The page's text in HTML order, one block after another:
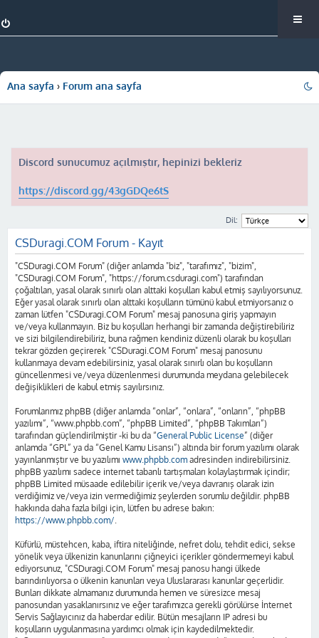
Ana sayfa Forum ana sayfa
Discord sunucumuz açılmıştır, hepinizi bekleriz
https://discord.gg/43gGDQe6tS
Dil:
CSDuragi.COM Forum - Kayıt
"CSDuragi.COM Forum" (diğer anlamda "biz", "tarafımız", "bizim",
"CSDuragi.COM Forum", "https://forum.csduragi.com") tarafından
çoğaltılan, yasal olarak sınırlı olan alttaki koşulları kabul etmiş sayılıyorsunuz.
Eğer yasal olarak sınırlı olan alttaki koşulların tümünü kabul etmiyorsanız o
zaman lütfen "CSDuragi.COM Forum" mesaj panosuna giriş yapmayın
ve/veya kullanmayın. Biz bu koşulları herhangi bir zamanda değiştirebiliriz
ve sizi bilgilendirebiliriz, buna rağmen kendiniz düzenli olarak bu koşulları
tekrar gözden geçirerek "CSDuragi.COM Forum" mesaj panosunu
kullanmaya devam edebilirsiniz, yasal olarak sınırlı olan bu koşulların
güncellenmesi ve/veya düzenlenmesi durumunda meydana gelebilecek
değişiklikleri de kabul etmiş sayılırsınız.
Forumlarımız phpBB (diğer anlamda “onlar”, “onlara”, “onların”, “phpBB
yazılımı”, “www.phpbb.com”, “phpBB Limited”, “phpBB Takımları”)
tarafından güçlendirilmiştir -ki bu da “General Public License” (diğer
anlamda “GPL” ya da “Genel Kamu Lisansı”) altında bir forum yazılımı olarak
yayınlanmıştır ve bu yazılımı www.phpbb.com adresinden indirebilirsiniz.
phpBB yazılımı sadece internet tabanlı tartışmaları kolaylaştırmak içindir;
phpBB Limited müsaade edilebilir içerik ve/veya davranış olarak izin
verdiğimiz ve/veya izin vermediğimiz şeylerden sorumlu değildir. phpBB
hakkında daha fazla bilgi için, lütfen bu adrese bakın:
https://www.phpbb.com/.
Küfürlü, müstehcen, kaba, iftira niteliğinde, nefret dolu, tehdit edici, sekse
yönelik veya ülkenizin kanunlarını çiğneyici içerikler göndermemeyi kabul
ediyorsunuz, "CSDuragi.COM Forum" mesaj panosu hangi ülkede
barındırılıyorsa o ülkenin kanunları veya Uluslararası kanunlar geçerlidir.
Bunları dikkate almamanız durumunda hemen ve süresizce mesaj
panosundan yasaklanırsınız ve eğer tarafımızca gerekli görülürse İnternet
Servis Sağlayıcınız da haberdar edilir. Bütün mesajların IP adresi bu
koşulların uygulanmasına yardımcı olmak için kaydedilmektedir.